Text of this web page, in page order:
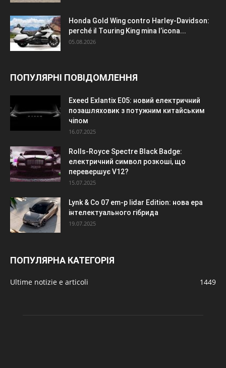
Honda Gold Wing contro Harley-Davidson:
perché il Touring King mina l’icona...
05.08.2026
ПОПУЛЯРНІ ПОВІДОМЛЕННЯ
Exeed Exlantix E05: новий електричний
позашляховик з потужним китайським
чіпом
16.07.2025
Rolls-Royce Spectre Black Badge:
електричний символ розкоші, що
перевершує V12?
15.07.2025
Lynk & Co 07 em-p lidar Edition: нова ера
інтелектуального гібрида
19.07.2025
ПОПУЛЯРНА КАТЕГОРІЯ
Ultime notizie e articoli 1449